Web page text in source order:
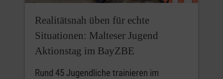
Realitätsnah üben für echte
Situationen: Malteser Jugend
Aktionstag im BayZBE
Rund 45 Jugendliche trainieren im